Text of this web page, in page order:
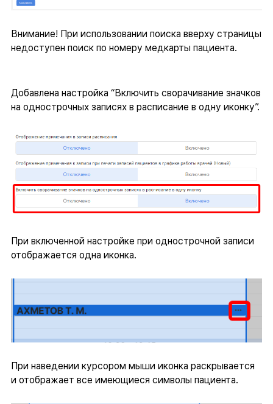
Внимание! При использовании поиска вверху страницы
недоступен поиск по номеру медкарты пациента.
Добавлена настройка “Включить сворачивание значков
на однострочных записях в расписание в одну иконку”.
При включенной настройке при однострочной записи
отображается одна иконка.
При наведении курсором мыши иконка раскрывается
и отображает все имеющиеся символы пациента.